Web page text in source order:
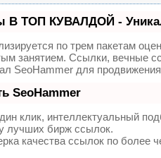
В ТОП КУВАЛДОЙ -
по трем пакетам
занятием. Ссылки, вечные
SeoHammer для
SeoHammer
клик, интеллектуальный
лучших бирж ссылок.
качества ссылок по более